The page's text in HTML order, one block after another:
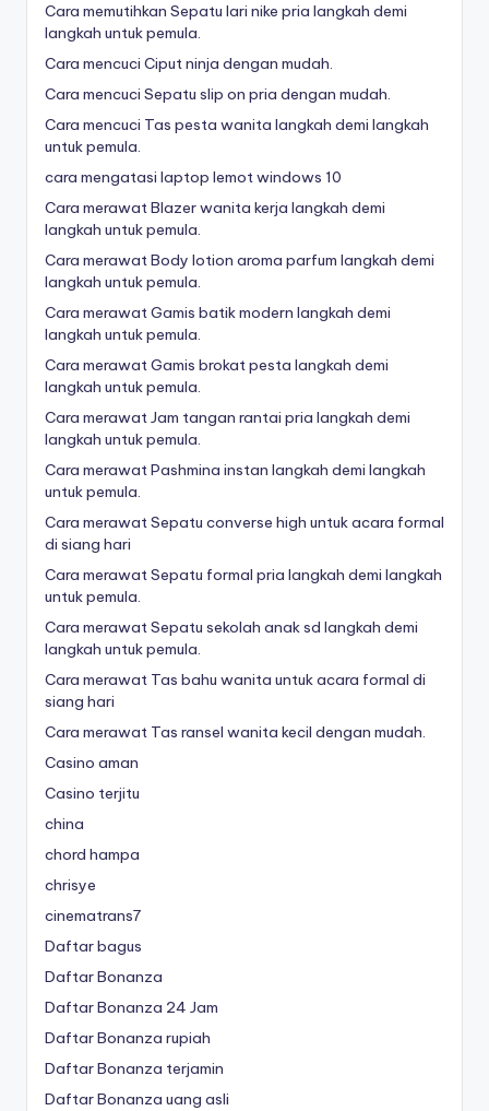
Cara memutihkan Sepatu lari nike pria langkah demi
langkah untuk pemula.
Cara mencuci Ciput ninja dengan mudah.
Cara mencuci Sepatu slip on pria dengan mudah.
Cara mencuci Tas pesta wanita langkah demi langkah
untuk pemula.
cara mengatasi laptop lemot windows 10
Cara merawat Blazer wanita kerja langkah demi
langkah untuk pemula.
Cara merawat Body lotion aroma parfum langkah demi
langkah untuk pemula.
Cara merawat Gamis batik modern langkah demi
langkah untuk pemula.
Cara merawat Gamis brokat pesta langkah demi
langkah untuk pemula.
Cara merawat Jam tangan rantai pria langkah demi
langkah untuk pemula.
Cara merawat Pashmina instan langkah demi langkah
untuk pemula.
Cara merawat Sepatu converse high untuk acara formal
di siang hari
Cara merawat Sepatu formal pria langkah demi langkah
untuk pemula.
Cara merawat Sepatu sekolah anak sd langkah demi
langkah untuk pemula.
Cara merawat Tas bahu wanita untuk acara formal di
siang hari
Cara merawat Tas ransel wanita kecil dengan mudah.
Casino aman
Casino terjitu
china
chord hampa
chrisye
cinematrans7
Daftar bagus
Daftar Bonanza
Daftar Bonanza 24 Jam
Daftar Bonanza rupiah
Daftar Bonanza terjamin
Daftar Bonanza uang asli